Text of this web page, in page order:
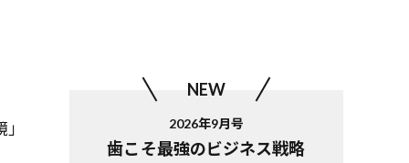
NEW
2026年9月号
歯こそ最強のビジネス戦略